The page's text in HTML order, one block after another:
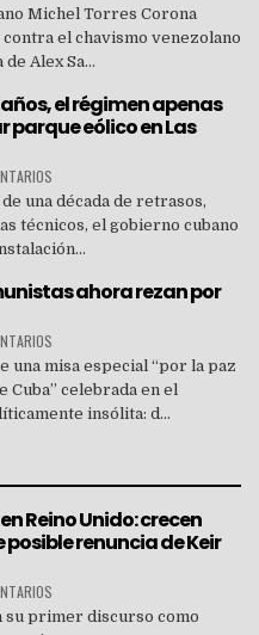
Michel Torres Corona
el chavismo venezolano
Alex Sa...
años, el régimen apenas
eólico en Las
una década de retrasos,
técnicos, el gobierno cubano
ahora rezan por
una misa especial “por la paz
Cuba” celebrada en el
insólita: d...
Reino Unido: crecen
posible renuncia de Keir
su primer discurso como